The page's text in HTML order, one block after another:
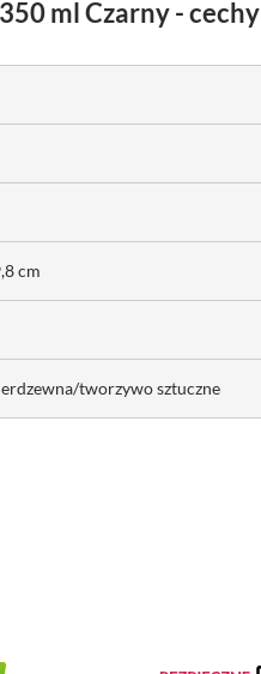
ml Czarny - cechy
cm
tworzywo sztuczne